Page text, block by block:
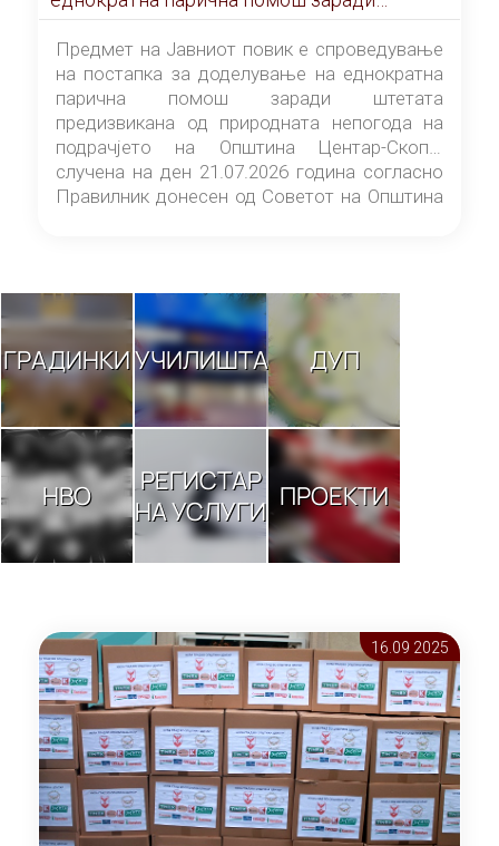
штетата предизвикана од природната
непогода на подрачјето на Општина
Центар-Скопје случена на ден 21.07.2026
година
Предмет на Јавниот повик е спроведување
на постапка за доделување на еднократна
парична помош заради штетата
предизвикана од природната непогода на
подрачјето на Општина Центар-Скопје
случена на ден 21.07.2026 година согласно
Правилник донесен од Советот на Општина
ГРАДИНКИУЧИЛИШТА ДУП
НВО
РЕГИСТАР
НА УСЛУГИ ПРОЕКТИ
16.09 2025